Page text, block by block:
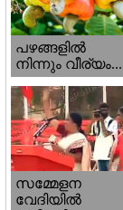
പഴങ്ങളില്‍
നിന്നും വീര്യം...
സമ്മേളന
വേദിയില്‍